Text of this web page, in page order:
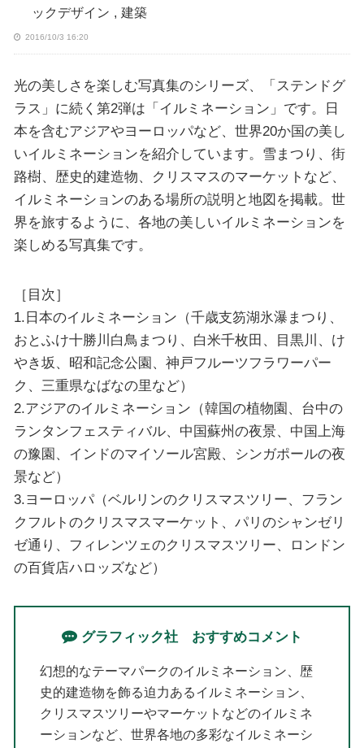
ックデザイン , 建築
2016/10/3 16:20
光の美しさを楽しむ写真集のシリーズ、「ステンドグ
ラス」に続く第2弾は「イルミネーション」です。日
本を含むアジアやヨーロッパなど、世界20か国の美し
いイルミネーションを紹介しています。雪まつり、街
路樹、歴史的建造物、クリスマスのマーケットなど、
イルミネーションのある場所の説明と地図を掲載。世
界を旅するように、各地の美しいイルミネーションを
楽しめる写真集です。
［目次］
1.日本のイルミネーション（千歳支笏湖氷瀑まつり、
おとふけ十勝川白鳥まつり、白米千枚田、目黒川、け
やき坂、昭和記念公園、神戸フルーツフラワーパー
ク、三重県なばなの里など）
2.アジアのイルミネーション（韓国の植物園、台中の
ランタンフェスティバル、中国蘇州の夜景、中国上海
の豫園、インドのマイソール宮殿、シンガポールの夜
景など）
3.ヨーロッパ（ベルリンのクリスマスツリー、フラン
クフルトのクリスマスマーケット、パリのシャンゼリ
ゼ通り、フィレンツェのクリスマスツリー、ロンドン
の百貨店ハロッズなど）
グラフィック社 おすすめコメント
幻想的なテーマパークのイルミネーション、歴
史的建造物を飾る迫力あるイルミネーション、
クリスマスツリーやマーケットなどのイルミネ
ーションなど、世界各地の多彩なイルミネーシ